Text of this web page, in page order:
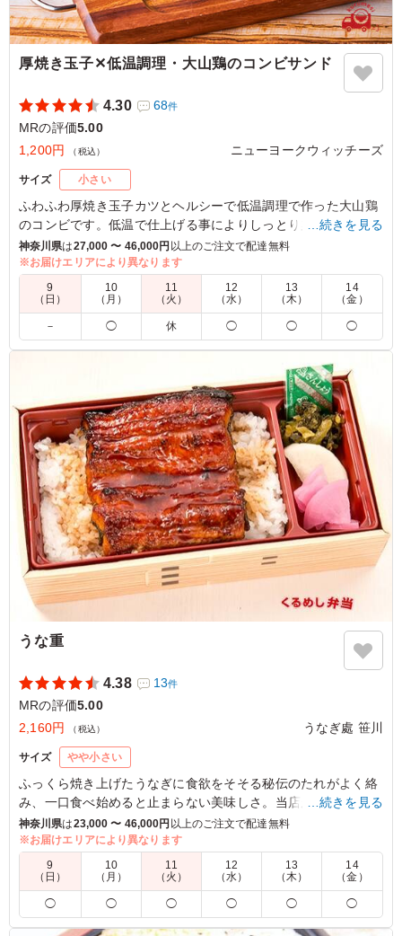
厚焼き玉子✕低温調理・大山鶏のコンビサンド
4.30 68件
MRの評価5.00
1,200円
（税込） ニューヨークウィッチーズ
サイズ 小さい
ふわふわ厚焼き玉子カツとヘルシーで低温調理で作った大山鶏
のコンビです。低温で仕上げる事によりしっとり柔らかなムネ
肉に仕上がりました。
5.0 ボストン•サイエンティフィックジャパン 株式会社
鶏肉は柔らかく、写真以上に具材が多く感じました。味付
けもとても良かったです。卵焼きのカツは珍しく大変好評
でした。2種類見た目以上にボリュームがあるので満足さ
ご利用シーン：会食・接待›MR
東京都狛江市中和泉2024/02/11
…続きを見る
神奈川県は27,000 〜 46,000円 以上のご注文で配達無料
※お届けエリアにより異なります
9
（日）
10
（月）
11
（火）
12
（水）
13
（木）
14
（金）
－ ◯ 休 ◯ ◯ ◯
うな重
4.38 13件
MRの評価5.00
2,160円
（税込） うなぎ處 笹川
サイズ やや小さい
ふっくら焼き上げたうなぎに食欲をそそる秘伝のたれがよく絡
み、一口食べ始めると止まらない美味しさ。当店が厳選した上
質なうなぎをご賞味ください。
5.0
うなぎの香ばしさとふっくらとした食感が印象的なお弁当
でした。味付けも程よく、最後まで飽きずに美味しくいた
だけました。見た目に高級感があり、特別感のある食事と
…続きを見る
神奈川県は23,000 〜 46,000円 以上のご注文で配達無料
※お届けエリアにより異なります
9
（日）
10
（月）
11
（火）
12
（水）
13
（木）
14
（金）
◯ ◯ ◯ ◯ ◯ ◯